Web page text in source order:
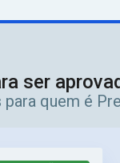
ser
quem é